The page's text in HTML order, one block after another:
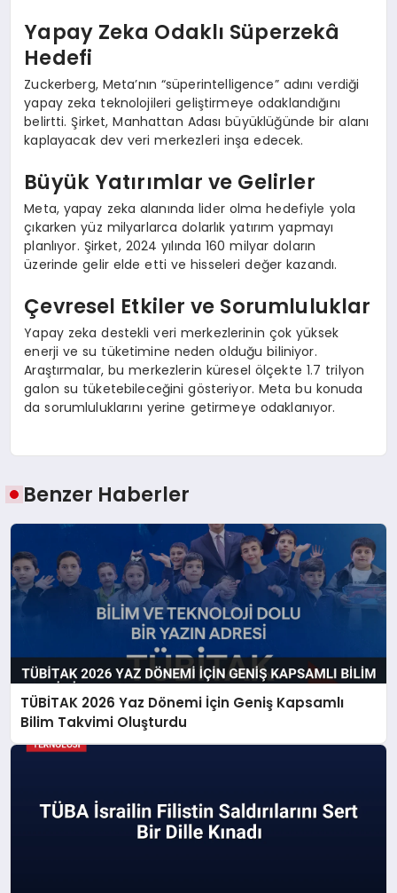
Yapay Zeka Odaklı Süperzekâ
Hedefi
Zuckerberg, Meta’nın “süperintelligence” adını verdiği
yapay zeka teknolojileri geliştirmeye odaklandığını
belirtti. Şirket, Manhattan Adası büyüklüğünde bir alanı
kaplayacak dev veri merkezleri inşa edecek.
Büyük Yatırımlar ve Gelirler
Meta, yapay zeka alanında lider olma hedefiyle yola
çıkarken yüz milyarlarca dolarlık yatırım yapmayı
planlıyor. Şirket, 2024 yılında 160 milyar doların
üzerinde gelir elde etti ve hisseleri değer kazandı.
Çevresel Etkiler ve Sorumluluklar
Yapay zeka destekli veri merkezlerinin çok yüksek
enerji ve su tüketimine neden olduğu biliniyor.
Araştırmalar, bu merkezlerin küresel ölçekte 1.7 trilyon
galon su tüketebileceğini gösteriyor. Meta bu konuda
da sorumluluklarını yerine getirmeye odaklanıyor.
Benzer Haberler
TÜBİTAK 2026 Yaz Dönemi İçin Geniş Kapsamlı
Bilim Takvimi Oluşturdu